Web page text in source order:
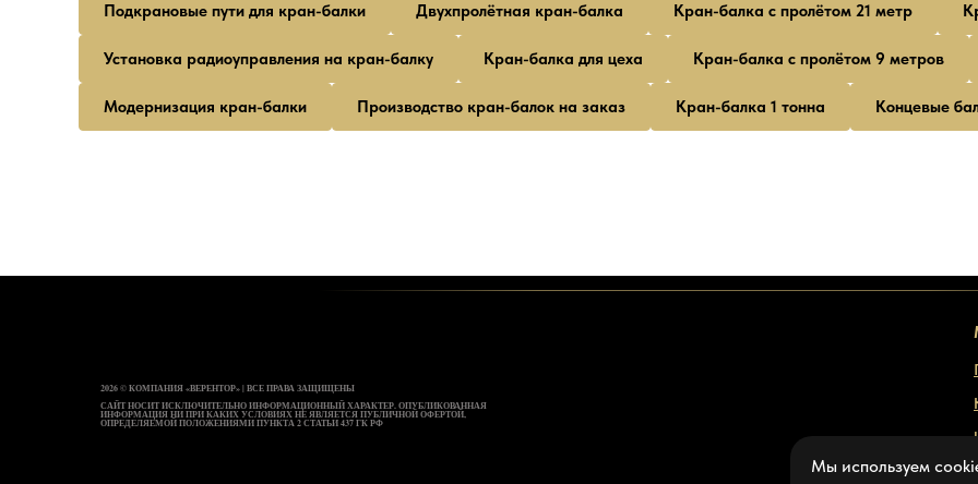
Подкрановые пути для кран-балки Двухпролётная кран-балка Кран-балка с пролётом 21 метр
Установка радиоуправления на кран-балку Кран-балка для цеха Кран-балка с пролётом 9 метров
Модернизация кран-балки Производство кран-балок на заказ Кран-балка 1 тонна Концевые
Мы используем
2026 © КОМПАНИЯ «ВЕРЕНТОР» | ВСЕ ПРАВА ЗАЩИЩЕНЫ
САЙТ НОСИТ ИСКЛЮЧИТЕЛЬНО ИНФОРМАЦИОННЫЙ ХАРАКТЕР. ОПУБЛИКОВАННАЯ
ИНФОРМАЦИЯ НИ ПРИ КАКИХ УСЛОВИЯХ НЕ ЯВЛЯЕТСЯ ПУБЛИЧНОЙ ОФЕРТОЙ,
ОПРЕДЕЛЯЕМОЙ ПОЛОЖЕНИЯМИ ПУНКТА 2 СТАТЬИ 437 ГК РФ